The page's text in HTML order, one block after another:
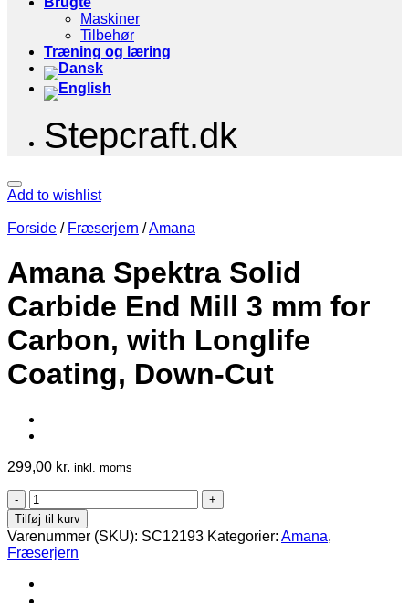
Maskiner
Tilbehør
Træning og læring
Stepcraft.dk
Add to wishlist
Forside / Fræserjern /Amana
Amana Spektra Solid
Carbide End Mill 3 mm for
Carbon, with Longlife
Coating, Down-Cut
299,00 kr. inkl. moms
Amana
Spektra
Solid
Carbide
End
Mill
3
Tilføj til kurv
Varenummer (SKU): SC12193 Kategorier: Amana,
Fræserjern